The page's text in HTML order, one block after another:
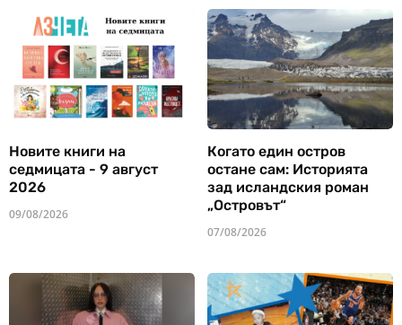
Новите книги на
седмицата - 9 август
2026
09/08/2026
Когато един остров
остане сам: Историята
зад исландския роман
„Островът“
07/08/2026